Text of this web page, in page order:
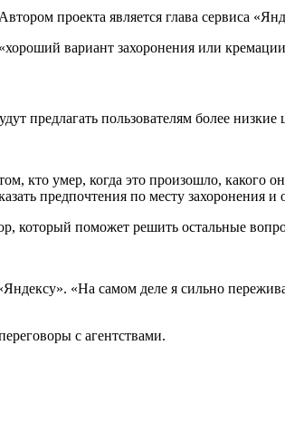
проекта является глава сервиса
вариант захоронения или
предлагать пользователям более низкие
кто умер, когда это произошло, какого
предпочтения по месту захоронения и
который поможет решить остальные
«На самом деле я сильно
с агентствами.